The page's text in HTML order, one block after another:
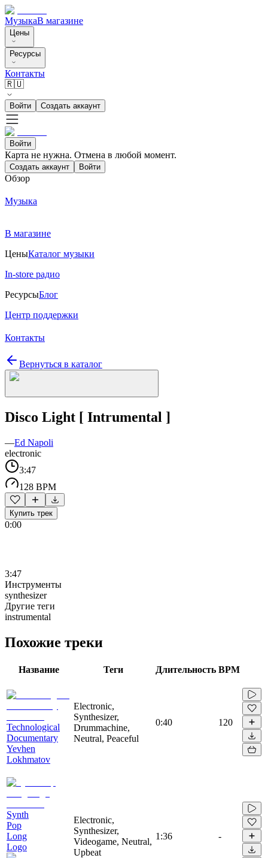
МузыкаВ магазине
Цены
Ресурсы
Контакты
🇷🇺
Войти Создать аккаунт
Войти
Карта не нужна. Отмена в любой момент.
Создать аккаунт Войти
Обзор
Музыка
В магазине
ЦеныКаталог музыки
In-store радио
РесурсыБлог
Центр поддержки
Контакты
Вернуться в каталог
Disco Light [ Intrumental ]
—Ed Napoli
electronic
3:47
128 BPM
Купить трек
0:00
3:47
Инструменты
synthesizer
Другие теги
instrumental
Похожие треки
Название Теги Длительность BPM
Technological
Documentary
Yevhen
Lokhmatov
Electronic,
Synthesizer,
Drummachine,
Neutral, Peaceful
0:40 120
Synth
Pop
Long
Logo
Electronic,
Synthesizer,
Videogame, Neutral,
Upbeat
1:36 -